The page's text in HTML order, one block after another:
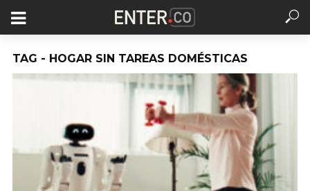
TAG - HOGAR SIN TAREAS DOMÉSTICAS